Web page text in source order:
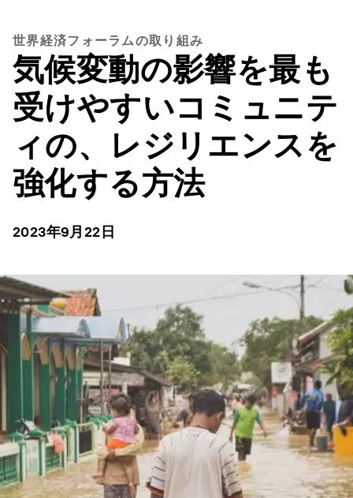
世界経済フォーラムの取り組み
気候変動の影響を最も
受けやすいコミュニテ
ィの、レジリエンスを
強化する方法
2023年9月22日